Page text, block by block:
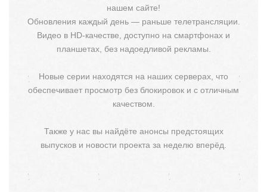
нашем сайте!
Обновления каждый день — раньше телетрансляции.
Видео в HD-качестве, доступно на смартфонах и
планшетах, без надоедливой рекламы.
Новые серии находятся на наших серверах, что
обеспечивает просмотр без блокировок и с отличным
качеством.
Также у нас вы найдёте анонсы предстоящих
выпусков и новости проекта за неделю вперёд.